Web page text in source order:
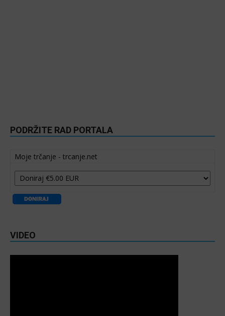
PODRŽITE RAD PORTALA
Moje trčanje - trcanje.net
VIDEO